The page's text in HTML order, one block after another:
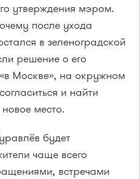
утверждения мэром.
после ухода
в зеленоградской
решение о его
Москве», на окружном
и найти
место.
будет
чаще всего
встречами